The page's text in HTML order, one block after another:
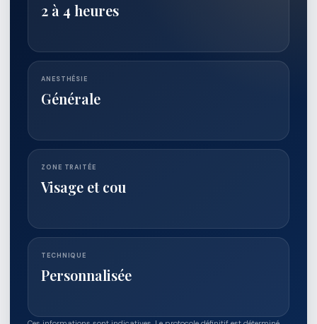
2 à 4 heures
ANESTHÉSIE
Générale
ZONE TRAITÉE
Visage et cou
TECHNIQUE
Personnalisée